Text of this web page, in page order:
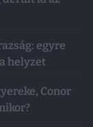
egyre
helyzet
Conor